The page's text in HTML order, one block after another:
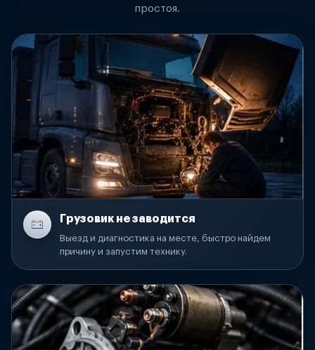
простоя.
Грузовик не заводится
Выезд и диагностика на месте, быстро найдем
причину и запустим технику.